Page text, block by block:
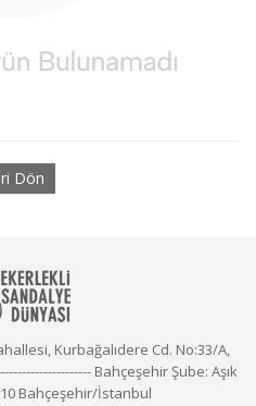
Dön
Kurbağalıdere Cd. No:33/A,
Bahçeşehir Şube: Aşık
Bahçeşehir/İstanbul